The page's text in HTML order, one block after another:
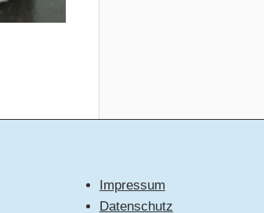
Impressum
Datenschutz